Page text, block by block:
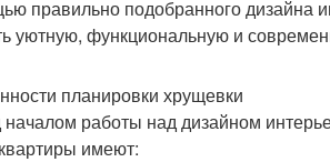
правильно подобранного дизайна
уютную, функциональную и
планировки хрущевки
работы над дизайном
имеют: